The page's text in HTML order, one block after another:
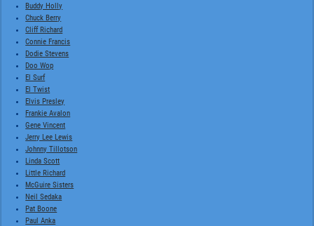
Buddy Holly
Chuck Berry
Cliff Richard
Connie Francis
Dodie Stevens
Doo Wop
El Surf
El Twist
Elvis Presley
Frankie Avalon
Gene Vincent
Jerry Lee Lewis
Johnny Tillotson
Linda Scott
Little Richard
McGuire Sisters
Neil Sedaka
Pat Boone
Paul Anka